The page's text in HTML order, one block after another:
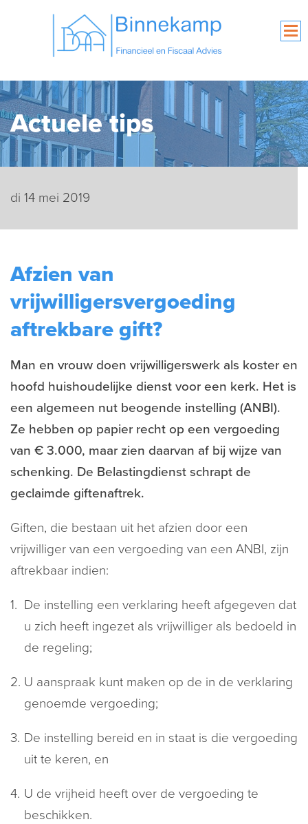
Actuele tips
di 14 mei 2019
Afzien van
vrijwilligersvergoeding
aftrekbare gift?
Man en vrouw doen vrijwilligerswerk als koster en
hoofd huishoudelijke dienst voor een kerk. Het is
een algemeen nut beogende instelling (ANBI).
Ze hebben op papier recht op een vergoeding
van € 3.000, maar zien daarvan af bij wijze van
schenking. De Belastingdienst schrapt de
geclaimde giftenaftrek.
Giften, die bestaan uit het afzien door een
vrijwilliger van een vergoeding van een ANBI, zijn
aftrekbaar indien:
De instelling een verklaring heeft afgegeven dat
u zich heeft ingezet als vrijwilliger als bedoeld in
de regeling;
U aanspraak kunt maken op de in de verklaring
genoemde vergoeding;
De instelling bereid en in staat is die vergoeding
uit te keren, en
U de vrijheid heeft over de vergoeding te
beschikken.